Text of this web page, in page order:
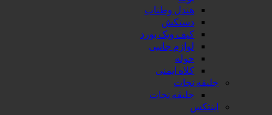
هندل وطناب
دستکش
کیف ویک بورد
لوازم جانبی
حوله
کلاه ایمنی
جلیقه نجات
جلیقه نجات
اینتکس